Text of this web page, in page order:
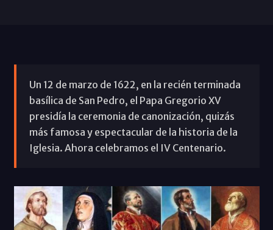
Un 12 de marzo de 1622, en la recién terminada
basílica de San Pedro, el Papa Gregorio XV
presidía la ceremonia de canonización, quizás
más famosa y espectacular de la historia de la
Iglesia. Ahora celebramos el IV Centenario.